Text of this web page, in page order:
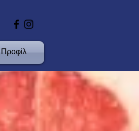
Προφίλ